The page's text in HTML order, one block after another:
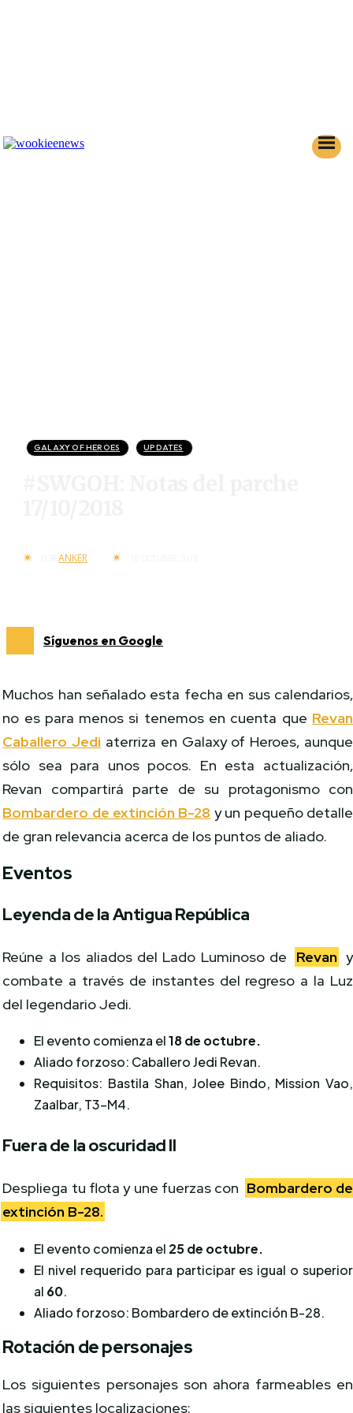
GALAXY OF HEROES UPDATES
ANKER
Síguenos en Google
Muchos han señalado esta fecha en sus calendarios,
no es para menos si tenemos en cuenta que Revan
Caballero Jedi aterriza en Galaxy of Heroes, aunque
sólo sea para unos pocos. En esta actualización,
Revan compartirá parte de su protagonismo con
Bombardero de extinción B-28 y un pequeño detalle
de gran relevancia acerca de los puntos de aliado.
Eventos
Leyenda de la Antigua República
Reúne a los aliados del Lado Luminoso de Revan y
combate a través de instantes del regreso a la Luz
del legendario Jedi.
El evento comienza el18 de octubre.
Aliado forzoso: Caballero Jedi Revan.
Requisitos: Bastila Shan, Jolee Bindo, Mission Vao,
Zaalbar, T3-M4.
Fuera de la oscuridad II
Despliega tu flota y une fuerzas con Bombardero de
extinción B-28.
El evento comienza el 25 de octubre.
El nivel requerido para participar es igual o superior
al 60.
Aliado forzoso: Bombardero de extinción B-28.
Rotación de personajes
Los siguientes personajes son ahora farmeables en
las siguientes localizaciones: